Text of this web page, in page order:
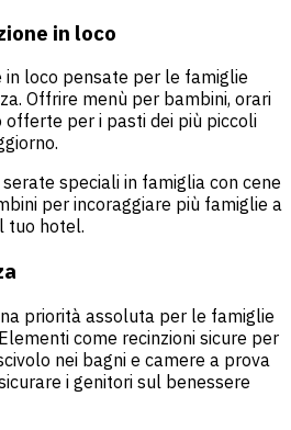
in loco
in loco pensate per le famiglie
Offrire menù per bambini, orari
per i pasti dei più piccoli
speciali in famiglia con cene
per incoraggiare più famiglie a
tuo hotel.
priorità assoluta per le famiglie
come recinzioni sicure per
nei bagni e camere a prova
i genitori sul benessere